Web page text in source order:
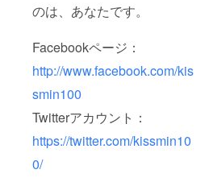
のは、あなたです。
Facebookページ：
http://www.facebook.com/kis
smin100
Twitterアカウント：
https://twitter.com/kissmin10
0/